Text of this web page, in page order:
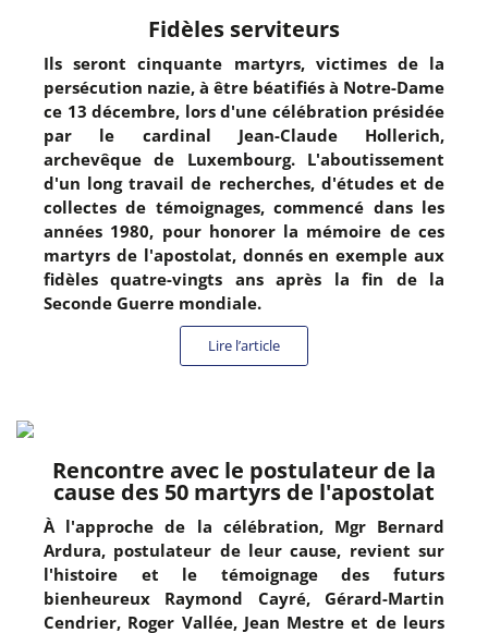
Fidèles serviteurs
Ils seront cinquante martyrs, victimes de la
persécution nazie, à être béatifiés à Notre-Dame
ce 13 décembre, lors d'une célébration présidée
par le cardinal Jean-Claude Hollerich,
archevêque de Luxembourg. L'aboutissement
d'un long travail de recherches, d'études et de
collectes de témoignages, commencé dans les
années 1980, pour honorer la mémoire de ces
martyrs de l'apostolat, donnés en exemple aux
fidèles quatre-vingts ans après la fin de la
Seconde Guerre mondiale.
Lire l’article
Rencontre avec le postulateur de la
cause des 50 martyrs de l'apostolat
À l'approche de la célébration, Mgr Bernard
Ardura, postulateur de leur cause, revient sur
l'histoire et le témoignage des futurs
bienheureux Raymond Cayré, Gérard-Martin
Cendrier, Roger Vallée, Jean Mestre et de leurs